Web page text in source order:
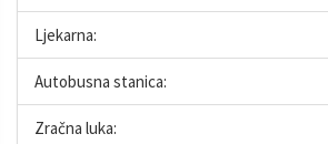
Ljekarna:
Autobusna stanica:
Zračna luka: